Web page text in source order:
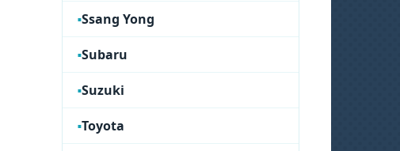
Ssang Yong
Subaru
Suzuki
Toyota